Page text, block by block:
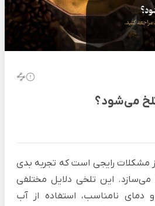
می‌شود؟
مشکلات رایجی است که تجربه بدی
می‌سازد. این تلخی دلایل مختلفی
دمای نامناسب، استفاده از آب